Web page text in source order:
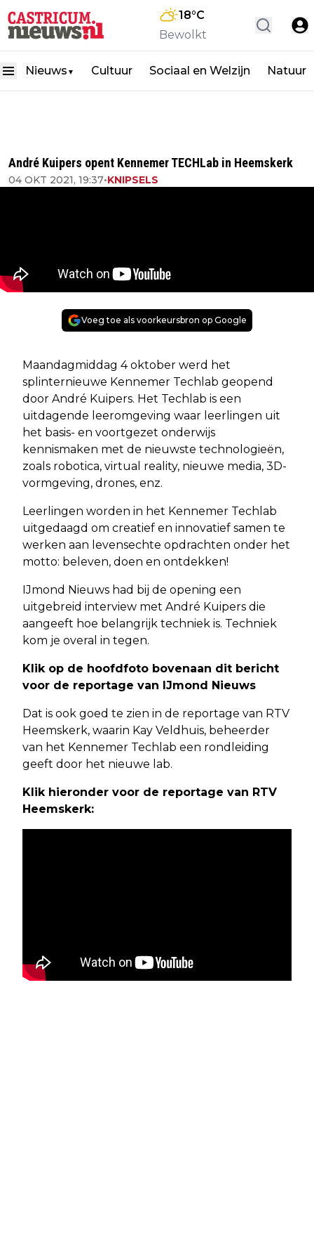
18°C
Bewolkt
Nieuws ▼ Cultuur Sociaal en Welzijn Natuur
André Kuipers opent Kennemer TECHLab in Heemskerk
04 OKT 2021, 19:37•KNIPSELS
Voeg toe als voorkeursbron op Google
Maandagmiddag 4 oktober werd het
splinternieuwe Kennemer Techlab geopend
door André Kuipers. Het Techlab is een
uitdagende leeromgeving waar leerlingen uit
het basis- en voortgezet onderwijs
kennismaken met de nieuwste technologieën,
zoals robotica, virtual reality, nieuwe media, 3D-
vormgeving, drones, enz.
Leerlingen worden in het Kennemer Techlab
uitgedaagd om creatief en innovatief samen te
werken aan levensechte opdrachten onder het
motto: beleven, doen en ontdekken!
IJmond Nieuws had bij de opening een
uitgebreid interview met André Kuipers die
aangeeft hoe belangrijk techniek is. Techniek
kom je overal in tegen.
Klik op de hoofdfoto bovenaan dit bericht
voor de reportage van IJmond Nieuws
Dat is ook goed te zien in de reportage van RTV
Heemskerk, waarin Kay Veldhuis, beheerder
van het Kennemer Techlab een rondleiding
geeft door het nieuwe lab.
Klik hieronder voor de reportage van RTV
Heemskerk: